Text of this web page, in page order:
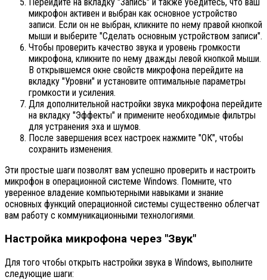
микрофон активен и выбран как основное устройство
записи. Если он не выбран, кликните по нему правой кнопкой
мыши и выберите "Сделать основным устройством записи".
Чтобы проверить качество звука и уровень громкости
микрофона, кликните по нему дважды левой кнопкой мыши.
В открывшемся окне свойств микрофона перейдите на
вкладку "Уровни" и установите оптимальные параметры
громкости и усиления.
Для дополнительной настройки звука микрофона перейдите
на вкладку "Эффекты" и примените необходимые фильтры
для устранения эха и шумов.
После завершения всех настроек нажмите "ОК", чтобы
сохранить изменения.
Эти простые шаги позволят вам успешно проверить и настроить
микрофон в операционной системе Windows. Помните, что
уверенное владение компьютерными навыками и знание
основных функций операционной системы существенно облегчат
вам работу с коммуникационными технологиями.
Настройка микрофона через "Звук"
Для того чтобы открыть настройки звука в Windows, выполните
следующие шаги: